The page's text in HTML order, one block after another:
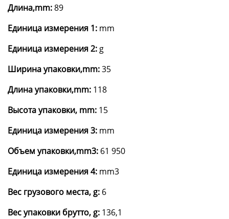
Длина,mm:89
Единица измерения 1: mm
Единица измерения 2: g
Ширина упаковки,mm:35
Длина упаковки,mm: 118
Высота упаковки, mm: 15
Единица измерения 3: mm
Объем упаковки,mm3: 61 950
Единица измерения 4: mm3
Вес грузового места, g: 6
Вес упаковки брутто, g: 136,1